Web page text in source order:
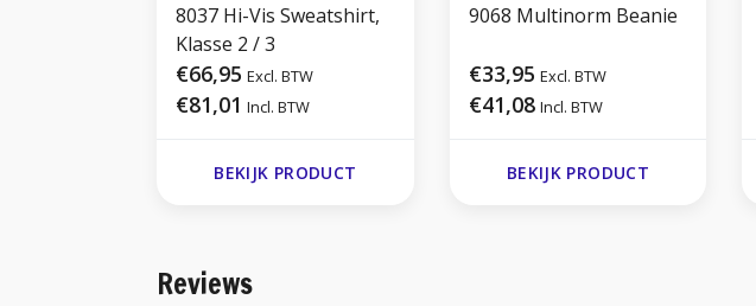
8037 Hi-Vis Sweatshirt,
Klasse 2 / 3
€66,95 Excl. BTW
€81,01 Incl. BTW
BEKIJK PRODUCT
9068 Multinorm Beanie
€33,95 Excl. BTW
€41,08 Incl. BTW
BEKIJK PRODUCT
Reviews